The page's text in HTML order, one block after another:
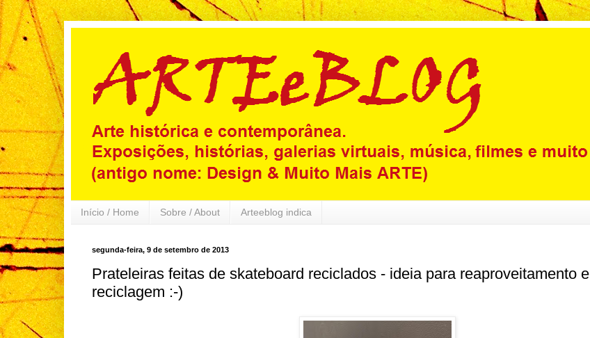
Início / Home Sobre / About Arteeblog indica
segunda-feira, 9 de setembro de 2013
Prateleiras feitas de skateboard reciclados - ideia para reaproveitamento e
reciclagem :-)